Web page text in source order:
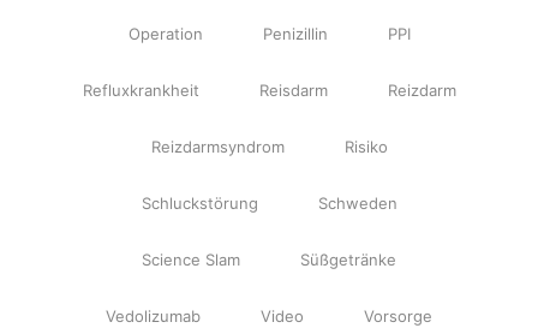
Operation Penizillin PPI
Refluxkrankheit Reisdarm Reizdarm
Reizdarmsyndrom Risiko
Schluckstörung Schweden
Science Slam Süßgetränke
Vedolizumab Video Vorsorge